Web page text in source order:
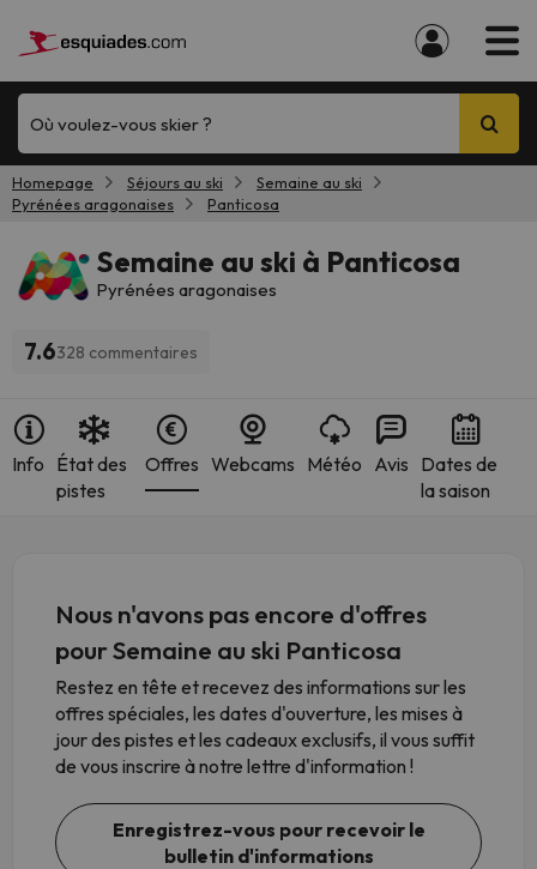
Où voulez-vous skier ?
Homepage Séjours au ski
Semaine au ski
Pyrénées aragonaises
Panticosa
Semaine au ski à Panticosa
Pyrénées aragonaises
7.6328 commentaires
Info État des
pistes
Offres Webcams Météo Avis Dates de
la saison
Nous n'avons pas encore d'offres
pour Semaine au ski Panticosa
Restez en tête et recevez des informations sur les
offres spéciales, les dates d'ouverture, les mises à
jour des pistes et les cadeaux exclusifs, il vous suffit
de vous inscrire à notre lettre d'information !
Enregistrez-vous pour recevoir le
bulletin d'informations